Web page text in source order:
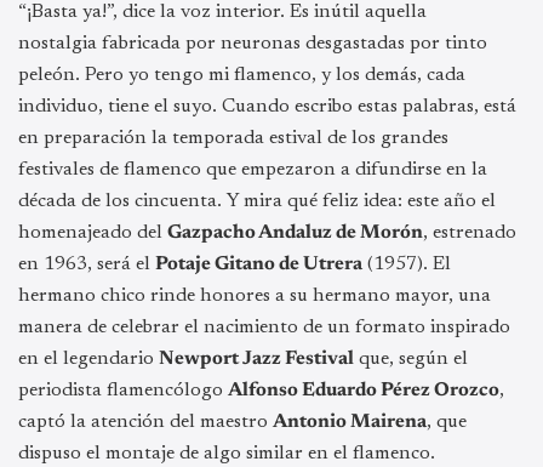
“¡Basta ya!”, dice la voz interior. Es inútil aquella
nostalgia fabricada por neuronas desgastadas por tinto
peleón. Pero yo tengo mi flamenco, y los demás, cada
individuo, tiene el suyo. Cuando escribo estas palabras, está
en preparación la temporada estival de los grandes
festivales de flamenco que empezaron a difundirse en la
década de los cincuenta. Y mira qué feliz idea: este año el
homenajeado del Gazpacho Andaluz de Morón, estrenado
en 1963, será el Potaje Gitano de Utrera (1957). El
hermano chico rinde honores a su hermano mayor, una
manera de celebrar el nacimiento de un formato inspirado
en el legendario Newport Jazz Festival que, según el
periodista flamencólogo Alfonso Eduardo Pérez Orozco,
captó la atención del maestro Antonio Mairena, que
dispuso el montaje de algo similar en el flamenco.